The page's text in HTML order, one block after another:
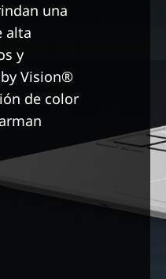
una
alta
y
Vision®
de color